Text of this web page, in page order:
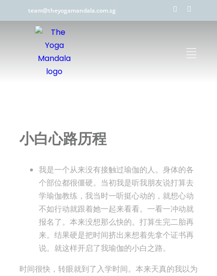
team@theyogamandala.com.sg
小白心路历程
我是一个从来没有接触过瑜伽的人。身体的各
个部位都很僵硬。当初我是听我朋友说打算去
学瑜伽教练，我当时一听挺心动的，就想心动
不如行动就跟着她一起来看看。一看一冲动就
报名了。本来没想那么快的。打算生完二胎再
来。结果硬是把时间挤出来想着先拿个证书再
说。就这样开启了我瑜伽的小白之路。
时间很快，转眼就到了入学时间。本来天真的我以为